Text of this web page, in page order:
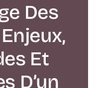
Des
Et
D’un